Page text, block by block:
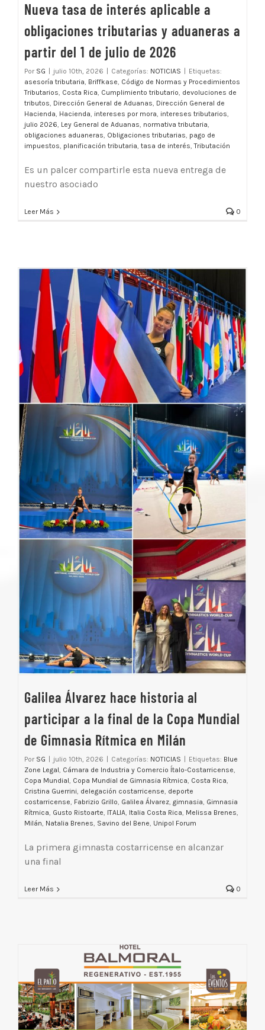
Nueva tasa de interés aplicable a
obligaciones tributarias y aduaneras a
partir del 1 de julio de 2026
Por SG julio 10th, 2026 Categorías: NOTICIAS
Etiquetas:
asesoría tributaria, Briffkase, Código de Normas y Procedimientos
Tributarios, Costa Rica, Cumplimiento tributario, devoluciones de
tributos, Dirección General de Aduanas, Dirección General de
Hacienda, Hacienda, intereses por mora, intereses tributarios,
julio 2026, Ley General de Aduanas, normativa tributaria,
obligaciones aduaneras, Obligaciones tributarias, pago de
impuestos, planificación tributaria, tasa de interés,Tributación
Es un palcer compartirle esta nueva entrega de
nuestro asociado
Leer Más 0
Galilea Álvarez hace historia al
participar a la final de la Copa Mundial
de Gimnasia Rítmica en Milán
Por SG julio 10th, 2026 Categorías: NOTICIAS Etiquetas: Blue
Zone Legal, Cámara de Industria y Comercio Ítalo-Costarricense,
Copa Mundial, Copa Mundial de Gimnasia Rítmica, Costa Rica,
Cristina Guerrini, delegación costarricense, deporte
costarricense, Fabrizio Grillo, Galilea Álvarez, gimnasia, Gimnasia
Rítmica, Gusto Ristoarte, ITALIA, Italia Costa Rica, Melissa Brenes,
Milán, Natalia Brenes, Savino del Bene, Unipol Forum
La primera gimnasta costarricense en alcanzar
una final
Leer Más 0